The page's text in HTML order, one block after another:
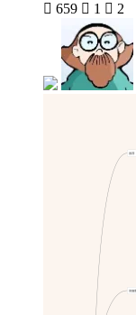
 659  1  2